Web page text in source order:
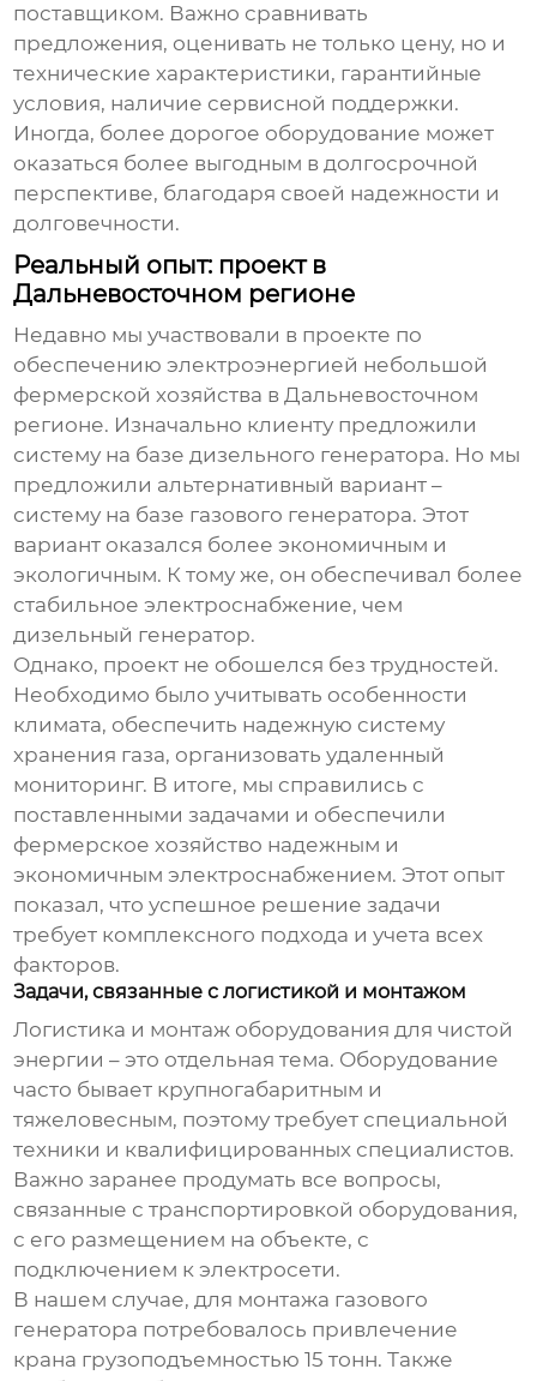
поставщиком. Важно сравнивать
предложения, оценивать не только цену, но и
технические характеристики, гарантийные
условия, наличие сервисной поддержки.
Иногда, более дорогое оборудование может
оказаться более выгодным в долгосрочной
перспективе, благодаря своей надежности и
долговечности.
Реальный опыт: проект в
Дальневосточном регионе
Недавно мы участвовали в проекте по
обеспечению электроэнергией небольшой
фермерской хозяйства в Дальневосточном
регионе. Изначально клиенту предложили
систему на базе дизельного генератора. Но мы
предложили альтернативный вариант –
систему на базе газового генератора. Этот
вариант оказался более экономичным и
экологичным. К тому же, он обеспечивал более
стабильное электроснабжение, чем
дизельный генератор.
Однако, проект не обошелся без трудностей.
Необходимо было учитывать особенности
климата, обеспечить надежную систему
хранения газа, организовать удаленный
мониторинг. В итоге, мы справились с
поставленными задачами и обеспечили
фермерское хозяйство надежным и
экономичным электроснабжением. Этот опыт
показал, что успешное решение задачи
требует комплексного подхода и учета всех
факторов.
Задачи, связанные с логистикой и монтажом
Логистика и монтаж оборудования для чистой
энергии – это отдельная тема. Оборудование
часто бывает крупногабаритным и
тяжеловесным, поэтому требует специальной
техники и квалифицированных специалистов.
Важно заранее продумать все вопросы,
связанные с транспортировкой оборудования,
с его размещением на объекте, с
подключением к электросети.
В нашем случае, для монтажа газового
генератора потребовалось привлечение
крана грузоподъемностью 15 тонн. Также